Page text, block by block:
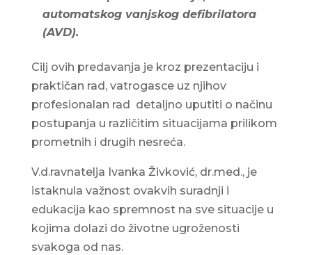
automatskog vanjskog defibrilatora
(AVD).
Cilj ovih predavanja je kroz prezentaciju i
praktičan rad, vatrogasce uz njihov
profesionalan rad detaljno uputiti o načinu
postupanja u različitim situacijama prilikom
prometnih i drugih nesreća.
V.d.ravnatelja Ivanka Živković, dr.med., je
istaknula važnost ovakvih suradnji i
edukacija kao spremnost na sve situacije u
kojima dolazi do životne ugroženosti
svakoga od nas.